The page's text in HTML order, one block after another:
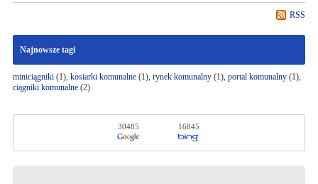
RSS
Najnowsze tagi
miniciągniki(1), kosiarki komunalne(1), rynek komunalny(1), portal komunalny(1),
ciągniki komunalne(2)
30485 16845